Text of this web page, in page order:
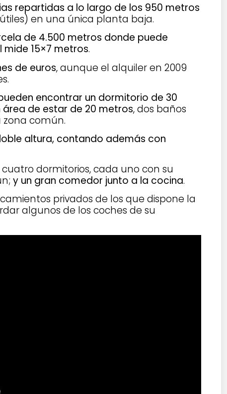
repartidas a lo largo de los 950 metros
en una única planta baja.
de 4.500 metros donde puede
mide 15×7 metros.
de euros, aunque el alquiler en 2009
encontrar un dormitorio de 30
de estar de 20 metros, dos baños
zona común.
altura, contando además con
dormitorios, cada uno con su
y un gran comedor junto a la cocina.
privados de los que dispone la
algunos de los coches de su